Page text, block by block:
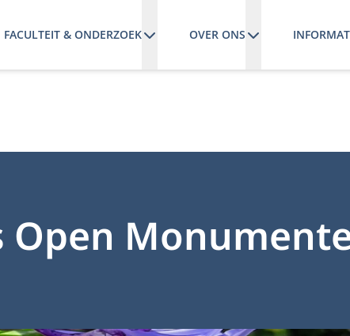
FACULTEIT & ONDERZOEK OVER ONS